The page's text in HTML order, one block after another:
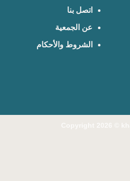
اتصل بنا
عن الجمعية
الشروط والأحكام